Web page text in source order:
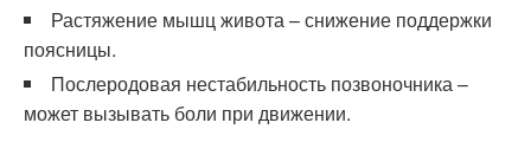
Растяжение мышц живота – снижение поддержки
поясницы.
Послеродовая нестабильность позвоночника –
может вызывать боли при движении.